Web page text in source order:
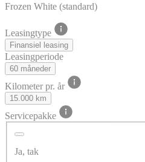
Frozen White (standard)
Leasingtype
Finansiel leasing
Leasingperiode
60 måneder
Kilometer pr. år
15.000 km
Servicepakke
Ja, tak